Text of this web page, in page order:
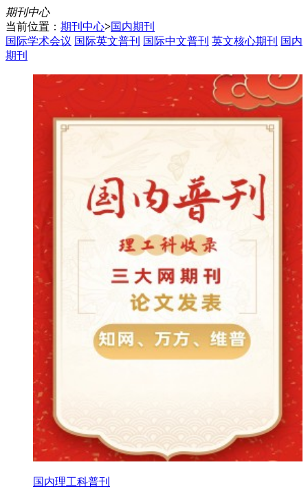
期刊中心
当前位置： 期刊中心>国内期刊
国际学术会议 国际英文普刊 国际中文普刊 英文核心期刊 国内
期刊
国内理工科普刊